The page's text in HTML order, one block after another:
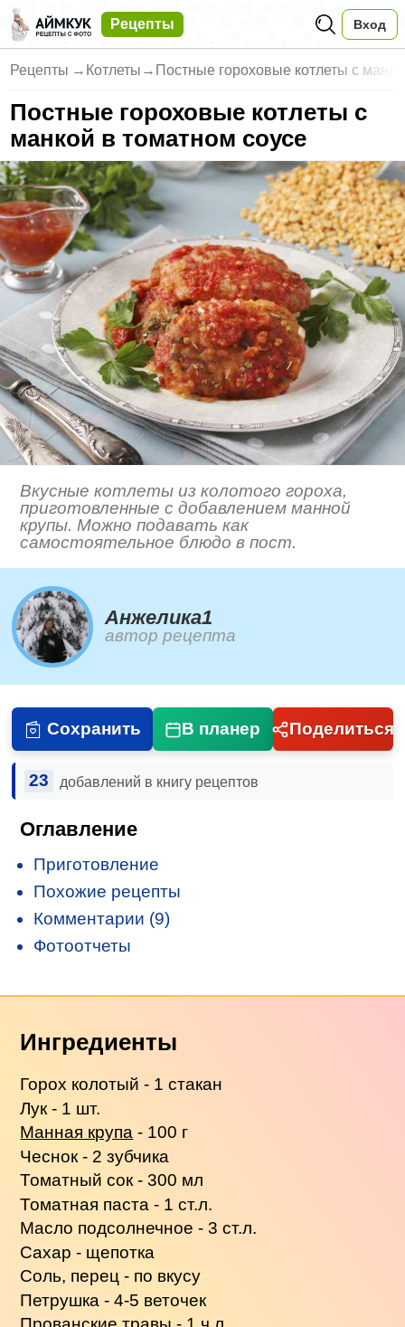
Рецепты Вход
Рецепты → Котлеты → Постные гороховые котлеты с
Постные гороховые котлеты с
манкой в томатном соусе
Вкусные котлеты из колотого гороха,
приготовленные с добавлением манной
крупы. Можно подавать как
самостоятельное блюдо в пост.
Анжелика1
автор рецепта
Сохранить В планер Поделиться
23 добавлений в книгу рецептов
Оглавление
Приготовление
Похожие рецепты
Комментарии (9)
Фотоотчеты
Ингредиенты
Горох колотый - 1 стакан
Лук - 1 шт.
Манная крупа - 100 г
Чеснок - 2 зубчика
Томатный сок - 300 мл
Томатная паста - 1 ст.л.
Масло подсолнечное - 3 ст.л.
Сахар - щепотка
Соль, перец - по вкусу
Петрушка - 4-5 веточек